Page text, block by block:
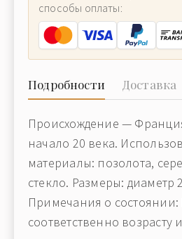
способы оплаты:
Подробности Доставка
Происхождение —
начало 20 века.
материалы: позолота,
стекло. Размеры: диаметр
Примечания о состоянии:
соответственно